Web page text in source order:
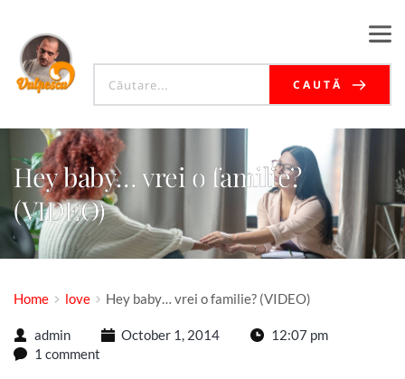
CAUTĂ
Hey baby… vrei o familie?
(VIDEO)
Home love Hey baby… vrei o familie? (VIDEO)
admin October 1, 2014
12:07 pm
1 comment